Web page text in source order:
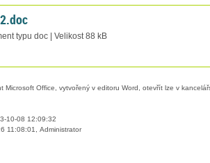
typu doc | Velikost 88 kB
Microsoft Office, vytvořený v editoru Word, otevřít lze v
10-08 12:09:32
11:08:01, Administrator